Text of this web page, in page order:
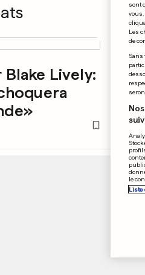
Lively:
EN
1
sont
vous.
Les
de
Sans
le
Liste